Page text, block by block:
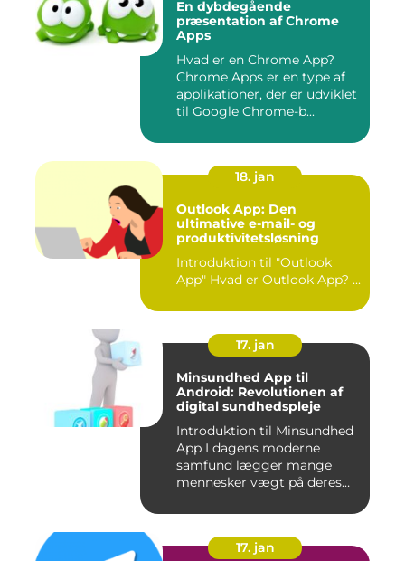
En dybdegående
præsentation af Chrome
Apps
Hvad er en Chrome App?
Chrome Apps er en type af
applikationer, der er udviklet
til Google Chrome-b...
18. jan
Outlook App: Den
ultimative e-mail- og
produktivitetsløsning
Introduktion til "Outlook
App" Hvad er Outlook App? ...
17. jan
Minsundhed App til
Android: Revolutionen af
digital sundhedspleje
Introduktion til Minsundhed
App I dagens moderne
samfund lægger mange
mennesker vægt på deres
17. jan